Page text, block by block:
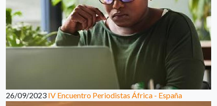
26/09/2023 IV Encuentro Periodistas África - España